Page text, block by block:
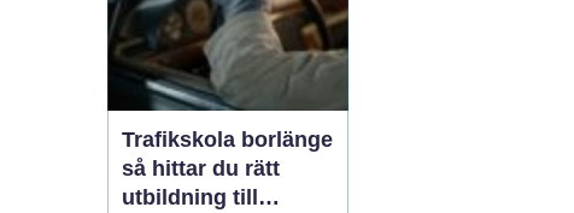
Trafikskola borlänge
så hittar du rätt
utbildning till